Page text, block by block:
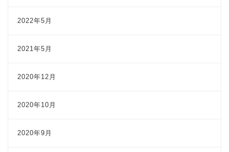
2022年5月
2021年5月
2020年12月
2020年10月
2020年9月